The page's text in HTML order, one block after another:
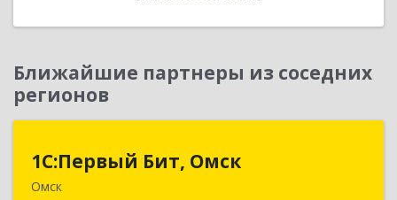
Ближайшие партнеры из соседних
регионов
1С:Первый Бит, Омск
Омск
644099, Омская обл, Омск г, Гагарина ул, дом №